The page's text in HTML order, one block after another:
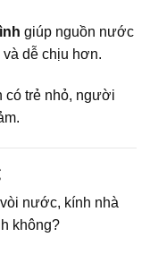
giúp nguồn nước
dễ chịu hơn.
có trẻ nhỏ, người
nước, kính nhà
không?